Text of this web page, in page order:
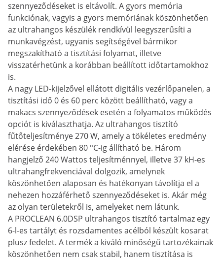
szennyeződéseket is eltávolít. A gyors memória
funkciónak, vagyis a gyors memóriának köszönhetően
az ultrahangos készülék rendkívül leegyszerűsíti a
munkavégzést, ugyanis segítségével bármikor
megszakítható a tisztítási folyamat, illetve
visszatérhetünk a korábban beállított időtartamokhoz
is.
A nagy LED-kijelzővel ellátott digitális vezérlőpanelen, a
tisztítási idő 0 és 60 perc között beállítható, vagy a
makacs szennyeződések esetén a folyamatos működés
opciót is kiválaszthatja. Az ultrahangos tisztító
fűtőteljesítménye 270 W, amely a tökéletes eredmény
elérése érdekében 80 °C-ig állítható be. Három
hangjelző 240 Wattos teljesítménnyel, illetve 37 kH-es
ultrahangfrekvenciával dolgozik, amelynek
köszönhetően alaposan és hatékonyan távolítja el a
nehezen hozzáférhető szennyeződéseket is. Akár még
az olyan területekről is, amelyeket nem látunk.
A PROCLEAN 6.0DSP ultrahangos tisztító tartalmaz egy
6-l-es tartályt és rozsdamentes acélból készült kosarat
plusz fedelet. A termék a kiváló minőségű tartozékainak
köszönhetően nem csak stabil, hanem tisztítása is